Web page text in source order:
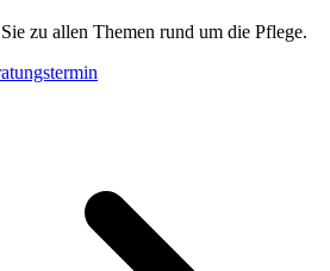
zu allen Themen rund um die Pflege.